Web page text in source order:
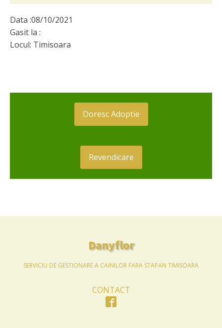
Data :08/10/2021
Gasit la :
Locul: Timisoara
Doresc Adoptie
Revendicare
Danyflor
SERVICIU DE GESTIONARE A CAINILOR FARA STAPAN TIMISOARA
CONTACT